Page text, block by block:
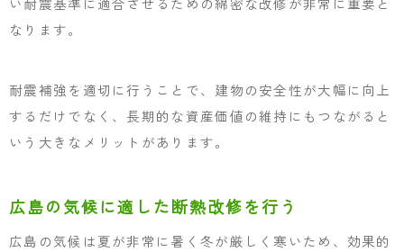
なります。
耐震補強を適切に行うことで、建物の安全性が大幅に向上
するだけでなく、長期的な資産価値の維持にもつながると
いう大きなメリットがあります。
広島の気候に適した断熱改修を行う
広島の気候は夏が非常に暑く冬が厳しく寒いため、効果的